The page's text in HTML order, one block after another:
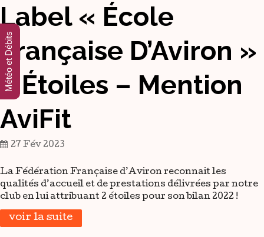
Label « École
Française D’Aviron »
2 Étoiles – Mention
AviFit
27 Fév 2023
La Fédération Française d’Aviron reconnait les
qualités d’accueil et de prestations délivrées par notre
club en lui attribuant 2 étoiles pour son bilan 2022 !
voir la suite
Météo et Débits